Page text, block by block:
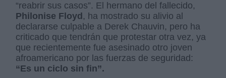
“reabrir sus casos”. El hermano del fallecido,
Philonise Floyd, ha mostrado su alivio al
declararse culpable a Derek Chauvin, pero ha
criticado que tendrán que protestar otra vez, ya
que recientemente fue asesinado otro joven
afroamericano por las fuerzas de seguridad:
“Es un ciclo sin fin”.